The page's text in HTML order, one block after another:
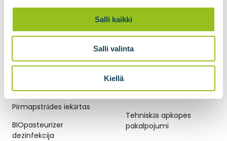
Salli kaikki
Salli valinta
Kiellä
Biometāna sašķidrināšana
dioksīda sašķidrināšanai
Pirmapstrādes iekārtas
BIOpasteurizer
dezinfekcija
PAKALPOJUMI
Tehniskās apkopes
pakalpojumi